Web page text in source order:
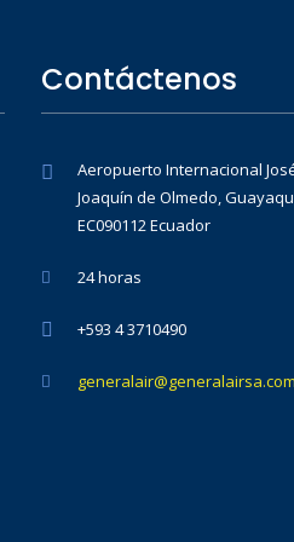
Contáctenos
Aeropuerto Internacional
Joaquín de Olmedo,
EC090112 Ecuador
24 horas
+593 4 3710490
generalair@generalairsa.com